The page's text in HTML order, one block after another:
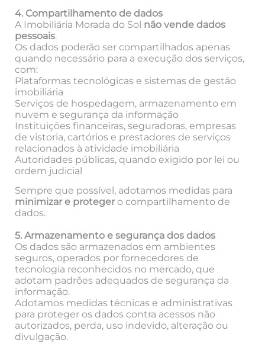
4. Compartilhamento de dados
A Imobiliária Morada do Sol não vende dados
pessoais.
Os dados poderão ser compartilhados apenas
quando necessário para a execução dos serviços,
com:
Plataformas tecnológicas e sistemas de gestão
imobiliária
Serviços de hospedagem, armazenamento em
nuvem e segurança da informação
Instituições financeiras, seguradoras, empresas
de vistoria, cartórios e prestadores de serviços
relacionados à atividade imobiliária
Autoridades públicas, quando exigido por lei ou
ordem judicial
Sempre que possível, adotamos medidas para
minimizar e protegero compartilhamento de
dados.
5. Armazenamento e segurança dos dados
Os dados são armazenados em ambientes
seguros, operados por fornecedores de
tecnologia reconhecidos no mercado, que
adotam padrões adequados de segurança da
informação.
Adotamos medidas técnicas e administrativas
para proteger os dados contra acessos não
autorizados, perda, uso indevido, alteração ou
divulgação.